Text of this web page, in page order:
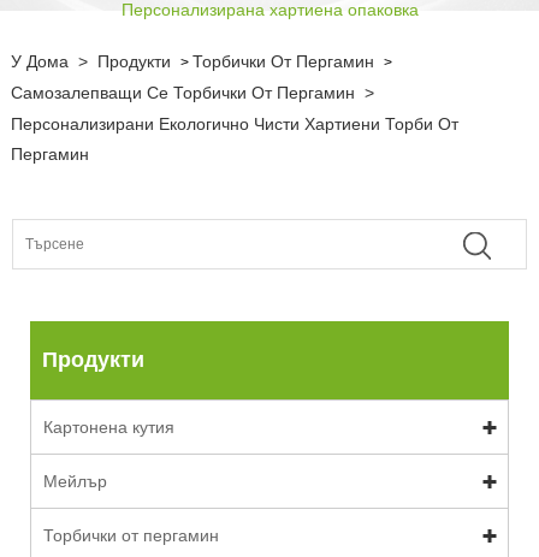
Персонализирана хартиена опаковка
У Дома > Продукти > Торбички От Пергамин >
Самозалепващи Се Торбички От Пергамин >
Персонализирани Екологично Чисти Хартиени Торби От
Пергамин
Продукти
Картонена кутия
Мейлър
Торбички от пергамин